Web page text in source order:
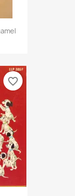
favorite_border